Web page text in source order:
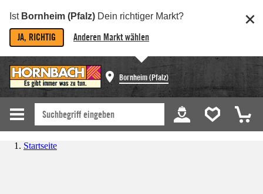
Ist Bornheim (Pfalz) Dein richtiger Markt?
JA, RICHTIG Anderen Markt wählen
Bornheim (Pfalz)
Startseite